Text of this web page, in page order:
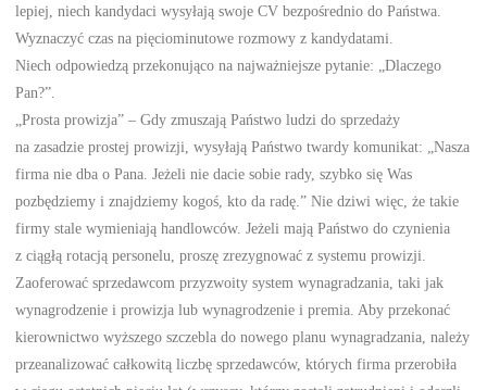
lepiej, niech kandydaci wysyłają swoje CV bezpośrednio do Państwa.
Wyznaczyć czas na pięciominutowe rozmowy z kandydatami.
Niech odpowiedzą przekonująco na najważniejsze pytanie: „Dlaczego
Pan?”.
„Prosta prowizja” – Gdy zmuszają Państwo ludzi do sprzedaży
na zasadzie prostej prowizji, wysyłają Państwo twardy komunikat: „Nasza
firma nie dba o Pana. Jeżeli nie dacie sobie rady, szybko się Was
pozbędziemy i znajdziemy kogoś, kto da radę.” Nie dziwi więc, że takie
firmy stale wymieniają handlowców. Jeżeli mają Państwo do czynienia
z ciągłą rotacją personelu, proszę zrezygnować z systemu prowizji.
Zaoferować sprzedawcom przyzwoity system wynagradzania, taki jak
wynagrodzenie i prowizja lub wynagrodzenie i premia. Aby przekonać
kierownictwo wyższego szczebla do nowego planu wynagradzania, należy
przeanalizować całkowitą liczbę sprzedawców, których firma przerobiła